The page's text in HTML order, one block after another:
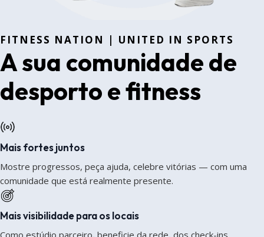
FITNESS NATION | UNITED IN SPORTS
A sua comunidade de
desporto e fitness
Mais fortes juntos
Mostre progressos, peça ajuda, celebre vitórias — com uma
comunidade que está realmente presente.
Mais visibilidade para os locais
Como estúdio parceiro, beneficie da rede, dos check-ins